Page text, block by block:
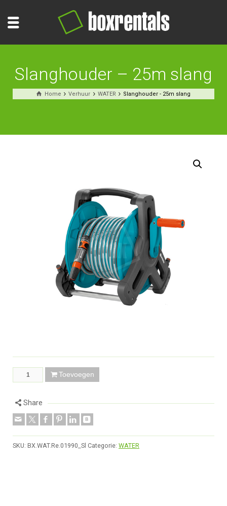
Slanghouder – 25m slang
Home Verhuur WATER Slanghouder - 25m slang
Toevoegen
Share
SKU: BX.WAT.Re.01990_Sl Categorie: WATER